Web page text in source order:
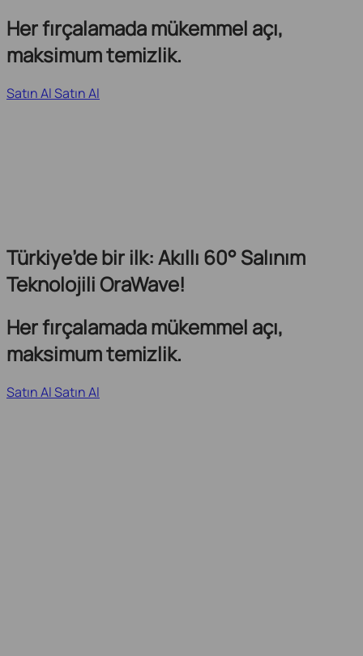
Her fırçalamada mükemmel açı,
maksimum temizlik.
Satın AlSatın Al
Türkiye’de bir ilk: Akıllı 60° Salınım
Teknolojili OraWave!
Her fırçalamada mükemmel açı,
maksimum temizlik.
Satın AlSatın Al